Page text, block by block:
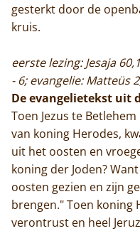
gesterkt door de
kruis.
eerste lezing: Jesaja
- 6; evangelie: Matteüs
De evangelietekst uit
Toen Jezus te
van koning Herodes,
uit het oosten en
koning der Joden?
oosten gezien en zijn
brengen." Toen
verontrust en heel